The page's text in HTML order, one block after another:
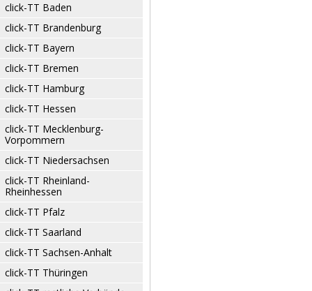
click-TT Baden
click-TT Brandenburg
click-TT Bayern
click-TT Bremen
click-TT Hamburg
click-TT Hessen
click-TT Mecklenburg-
Vorpommern
click-TT Niedersachsen
click-TT Rheinland-
Rheinhessen
click-TT Pfalz
click-TT Saarland
click-TT Sachsen-Anhalt
click-TT Thüringen